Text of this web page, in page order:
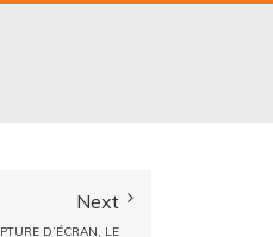
Next
D’ÉCRAN, LE